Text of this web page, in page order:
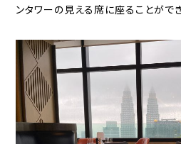
ンタワーの見える席に座ることがで